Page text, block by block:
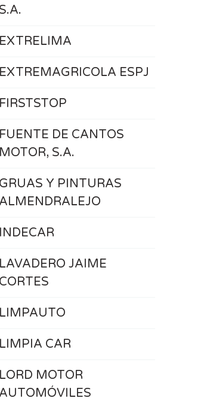
S.A.
EXTRELIMA
EXTREMAGRICOLA ESPJ
FIRSTSTOP
FUENTE DE CANTOS
MOTOR, S.A.
GRUAS Y PINTURAS
ALMENDRALEJO
INDECAR
LAVADERO JAIME
CORTES
LIMPAUTO
LIMPIA CAR
LORD MOTOR
AUTOMÓVILES